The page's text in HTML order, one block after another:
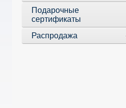
Подарочные
сертификаты
Распродажа